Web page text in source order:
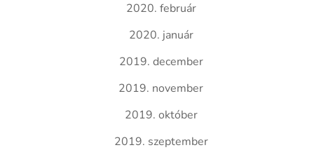
2020. február
2020. január
2019. december
2019. november
2019. október
2019. szeptember